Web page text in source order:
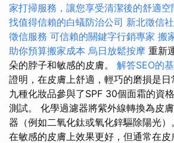
家打掃服務，讓您享受清潔後的舒適空
找值得信賴的白蟻防治公司 新北徵信
徵信服務 可信賴的關鍵字行銷專家 搬
助你預算搬家成本 烏日放鬆按摩 重新
朵的脖子和敏感的皮膚。 解答SEO的
證明，在皮膚上舒適，輕巧的磨損是日
九種化妝品參與了SPF 30個面霜的資
測試。 化學過濾器將紫外線轉換為皮
器（例如二氧化鈦或氧化鋅驅除陽光
在敏感的皮膚上效果更好，但通常在